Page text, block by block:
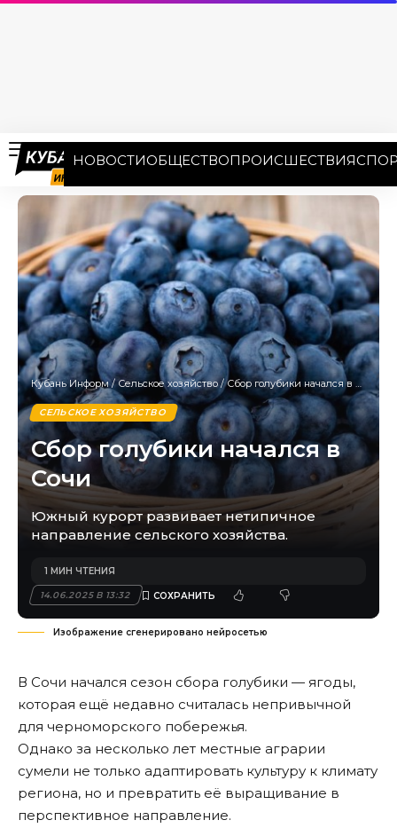
НОВОСТИОБЩЕСТВОПРОИСШЕСТВИЯ
Кубань Информ/ Сельское хозяйство /Сбор голубики начался в Сочи
СЕЛЬСКОЕ ХОЗЯЙСТВО
Сбор голубики начался в
Сочи
Южный курорт развивает нетипичное
направление сельского хозяйства.
14.06.2025 В 13:32
1 МИН ЧТЕНИЯ
Изображение сгенерировано нейросетью
В Сочи начался сезон сбора голубики — ягоды,
которая ещё недавно считалась непривычной
для черноморского побережья.
Однако за несколько лет местные аграрии
сумели не только адаптировать культуру к климату
региона, но и превратить её выращивание в
перспективное направление.